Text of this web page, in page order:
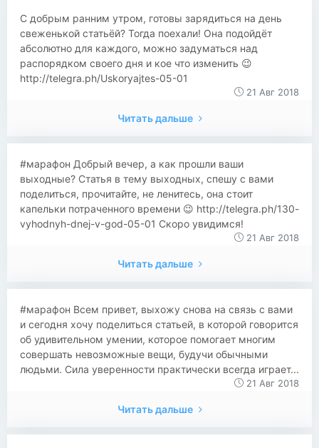
С добрым ранним утром, готовы зарядиться на день
свеженькой статьёй? Тогда поехали! Она подойдёт
абсолютно для каждого, можно задуматься над
распорядком своего дня и кое что изменить 😉
http://telegra.ph/Uskoryajtes-05-01
21 Авг 2018
Читать дальше
#марафон Добрый вечер, а как прошли ваши
выходные? Статья в тему выходных, спешу с вами
поделиться, прочитайте, не ленитесь, она стоит
капельки потраченного времени 😉 http://telegra.ph/130-
vyhodnyh-dnej-v-god-05-01 Скоро увидимся!
21 Авг 2018
Читать дальше
​​#марафон Всем привет, выхожу снова на связь с вами
и сегодня хочу поделиться статьей, в которой говорится
об удивительном умении, которое помогает многим
совершать невозможные вещи, будучи обычными
людьми. Сила уверенности практически всегда играет...
21 Авг 2018
Читать дальше